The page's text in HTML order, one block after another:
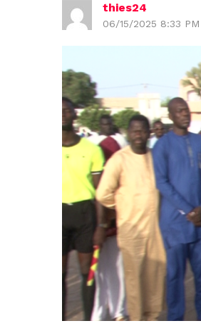
thies24
06/15/2025 8:33 PM